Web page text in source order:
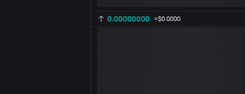
0.00000000 ≈$0.0000